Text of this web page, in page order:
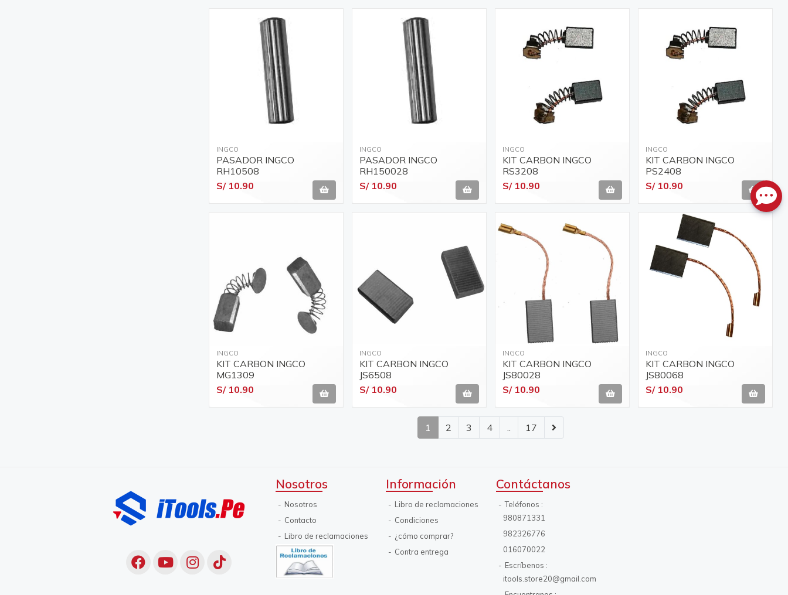
INGCO
PASADOR INGCO
RH10508
S/ 10.90
INGCO
PASADOR INGCO
RH150028
S/ 10.90
INGCO
KIT CARBON INGCO
RS3208
S/ 10.90
INGCO
KIT CARBON INGCO
PS2408
S/ 10.90
INGCO
KIT CARBON INGCO
MG1309
S/ 10.90
INGCO
KIT CARBON INGCO
JS6508
S/ 10.90
INGCO
KIT CARBON INGCO
JS80028
S/ 10.90
INGCO
KIT CARBON INGCO
JS80068
S/ 10.90
1 2 3 4 .. 17
Nosotros
Nosotros
Contacto
Libro de reclamaciones
Información
Libro de reclamaciones
Condiciones
¿cómo comprar?
Contra entrega
Contáctanos
Teléfonos
980871331
982326776
016070022
Escríbenos
itools.store20@gmail.com